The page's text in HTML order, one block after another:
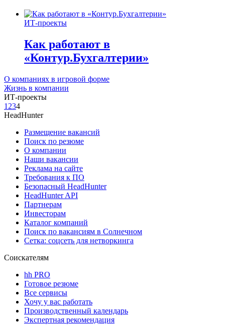
ИТ-проекты
Как работают в
«Контур.Бухгалтерии»
О компаниях в игровой форме
Жизнь в компании
ИТ-проекты
1 234
HeadHunter
Размещение вакансий
Поиск по резюме
О компании
Наши вакансии
Реклама на сайте
Требования к ПО
Безопасный HeadHunter
HeadHunter API
Партнерам
Инвесторам
Каталог компаний
Поиск по вакансиям в Солнечном
Сетка: соцсеть для нетворкинга
Соискателям
hh PRO
Готовое резюме
Все сервисы
Хочу у вас работать
Производственный календарь
Экспертная рекомендация